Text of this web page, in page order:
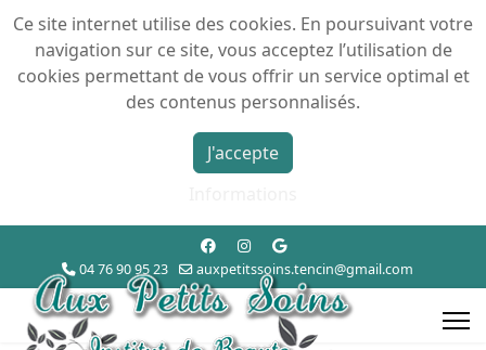
Ce site internet utilise des cookies. En poursuivant votre
navigation sur ce site, vous acceptez l’utilisation de
cookies permettant de vous offrir un service optimal et
des contenus personnalisés.
J'accepte
04 76 90 95 23 auxpetitssoins.tencin@gmail.com